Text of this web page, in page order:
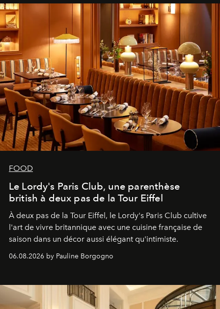
FOOD
Le Lordy's Paris Club, une parenthèse
british à deux pas de la Tour Eiffel
À deux pas de la Tour Eiffel, le Lordy's Paris Club cultive
l'art de vivre britannique avec une cuisine française de
saison dans un décor aussi élégant qu'intimiste.
06.08.2026 by Pauline Borgogno